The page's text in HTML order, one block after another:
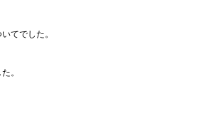
てでした。
。